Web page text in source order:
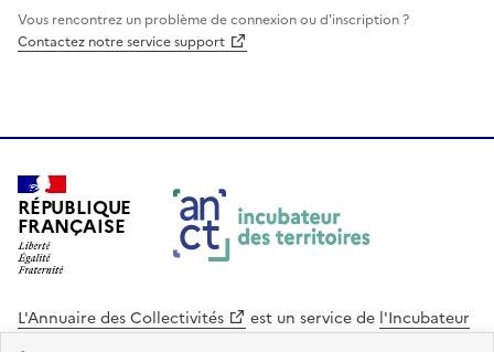
Vous rencontrez un problème de connexion ou d'inscription ?
Contactez notre service support
RÉPUBLIQUE
FRANÇAISE
L'Annuaire des Collectivités est un service de l'Incubateur